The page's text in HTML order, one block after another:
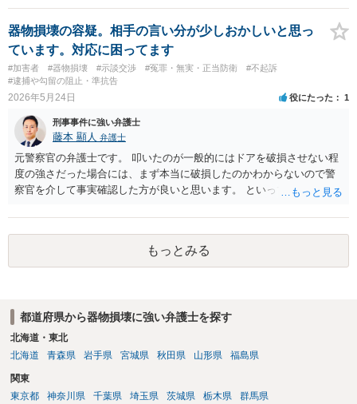
器物損壊の容疑。相手の言い分が少しおかしいと思っ
ています。対応に困ってます
#加害者 #器物損壊 #示談交渉 #冤罪・無実・正当防衛
#不起訴
#逮捕や勾留の阻止・準抗告
2026年5月24日 役にたった 1
刑事事件に強い弁護士
藤本 顯人 弁護士
元警察官の弁護士です。 叩いたのが一般的にはドアを破損させない程
度の強さだった場合には、まず本当に破損したのかわからないので警
察官を介して事実確認した方が良いと思います。 といっても教えても
の強さでは叩いていないし、その後にドアを見る限り明確に壊れた痕
跡がなかったことを述べるのが良いのではないでしょうか。 また、示
談についても、そもそも破損させていないのであれば賠償義務はない
ですし、また不当に高額なのであれば仮に壊したのが事実だったとし
もっとみる
都道府県から器物損壊に強い弁護士を探す
北海道・東北
北海道
青森県 岩手県 宮城県 秋田県 山形県 福島県
関東
東京都
神奈川県 千葉県 埼玉県 茨城県 栃木県 群馬県